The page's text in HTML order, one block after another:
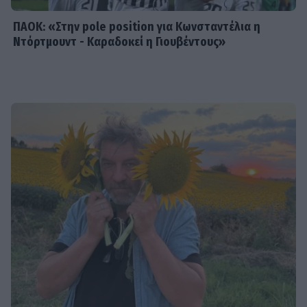
ΠΑΟΚ: «Στην pole position για Κωνσταντέλια η
Ντόρτμουντ - Καραδοκεί η Γιουβέντους»